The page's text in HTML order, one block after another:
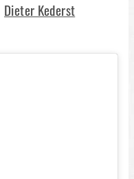
Dieter Kederst